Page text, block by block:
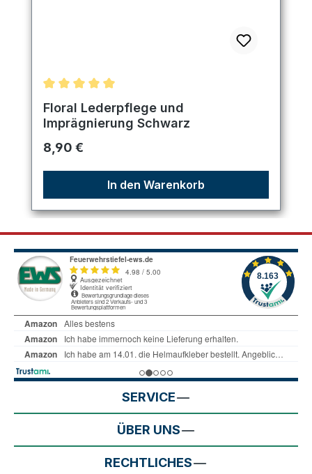
Durchschnittliche Bewertung von 5 von 5 Sternen
Floral Lederpflege und
Imprägnierung Schwarz
Regulärer Preis:
8,90 €
In den Warenkorb
SERVICE
ÜBER UNS
RECHTLICHES